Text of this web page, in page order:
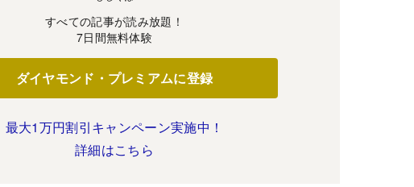
すべての記事が読み放題！
7日間無料体験
ダイヤモンド・プレミアムに登録
最大1万円割引キャンペーン実施中！
詳細はこちら